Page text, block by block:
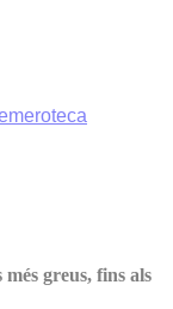
greus, fins als